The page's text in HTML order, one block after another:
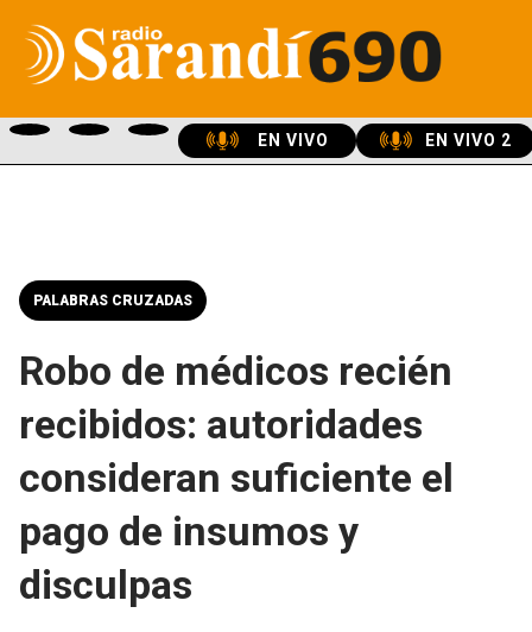
EN VIVO EN VIVO 2
PALABRAS CRUZADAS
Robo de médicos recién
recibidos: autoridades
consideran suficiente el
pago de insumos y
disculpas